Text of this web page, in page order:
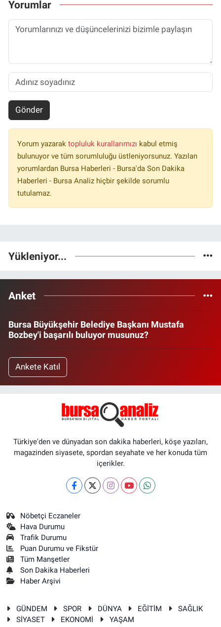
Yorumlar
Gönder
Yorum yazarak topluluk kurallarımızı kabul etmiş
bulunuyor ve tüm sorumluluğu üstleniyorsunuz. Yazılan
yorumlardan Bursa Haberleri - Bursa'da Son Dakika
Haberleri - Bursa Analiz hiçbir şekilde sorumlu
tutulamaz.
Yükleniyor...
Anket
Bursa Büyükşehir Belediye Başkanı Mustafa
Bozbey'i başarılı buluyor musunuz?
Ankete Katıl
Türkiye'den ve dünyadan son dakika haberleri, köşe yazıları,
magazinden siyasete, spordan seyahate ve her konuda tüm
içerikler.
Nöbetçi Eczaneler
Hava Durumu
Trafik Durumu
Puan Durumu ve Fikstür
Tüm Manşetler
Son Dakika Haberleri
Haber Arşivi
GÜNDEM SPOR DÜNYA EĞİTİM
SAĞLIK
SİYASET
EKONOMİ YAŞAM